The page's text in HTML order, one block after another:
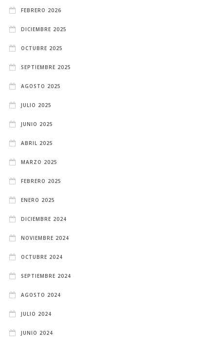
FEBRERO 2026
DICIEMBRE 2025
OCTUBRE 2025
SEPTIEMBRE 2025
AGOSTO 2025
JULIO 2025
JUNIO 2025
ABRIL 2025
MARZO 2025
FEBRERO 2025
ENERO 2025
DICIEMBRE 2024
NOVIEMBRE 2024
OCTUBRE 2024
SEPTIEMBRE 2024
AGOSTO 2024
JULIO 2024
JUNIO 2024